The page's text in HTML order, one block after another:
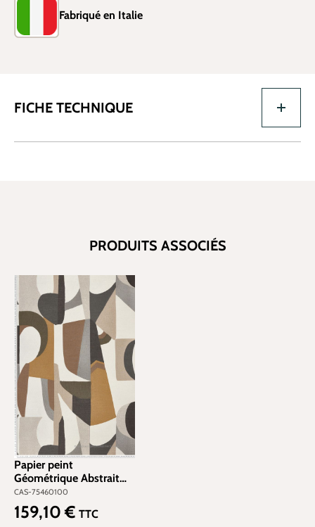
Fabriqué en Italie
FICHE TECHNIQUE
PRODUITS ASSOCIÉS
Papier peint
Géométrique Abstrait
noir et blanc - L'Atelier
de Casamance | Réf.
CAS-75460100
CAS-75460100
Prix régulier :
159,10 € TTC